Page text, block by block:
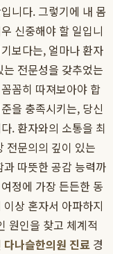
니다. 그렇기에 내 몸
신중해야 할 일입니
보다는, 얼마나 환자
전문성을 갖추었는
꼼히 따져보아야 합
을 충족시키는, 당신
. 환자와의 소통을 최
전문의의 깊이 있는
따뜻한 공감 능력까
정에 가장 든든한 동
상 혼자서 아파하지
원인을 찾고 체계적
다나슬한의원 진료 경